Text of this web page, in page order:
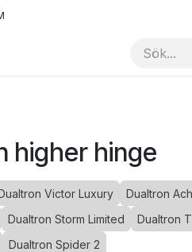
higher hinge
Victor Luxury
Dualtron
Dualtron Storm Limited
Dualtron
Dualtron Spider 2